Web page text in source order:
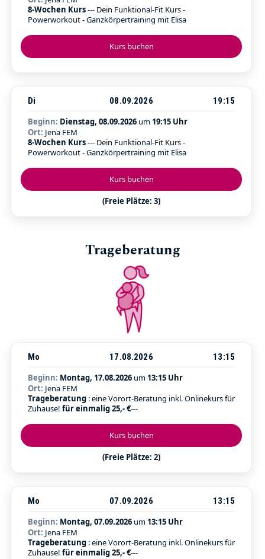
Kurs buchen
8-Wochen Kurs--- Dein Funktional-Fit Kurs -
Powerworkout - Ganzkörpertraining mit Elisa
Kurs buchen
(Freie Plätze: 3)
Di 08.09.2026
19:15
Beginn: Dienstag, 08.09.2026 um 19:15 Uhr
Ort: Jena FEM
8-Wochen Kurs--- Dein Funktional-Fit Kurs -
Powerworkout - Ganzkörpertraining mit Elisa
Trageberatung
Kurs buchen
(Freie Plätze: 2)
Mo 17.08.2026
13:15
Beginn: Montag, 17.08.2026 um 13:15 Uhr
Ort: Jena FEM
Trageberatung : eine Vorort-Beratung inkl. Onlinekurs für
Zuhause! für einmalig 25,- €---
Mo 07.09.2026
13:15
Beginn: Montag, 07.09.2026 um 13:15 Uhr
Ort: Jena FEM
Trageberatung : eine Vorort-Beratung inkl. Onlinekurs für
Zuhause! für einmalig 25,- €---